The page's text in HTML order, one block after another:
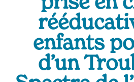
enfants
d’un